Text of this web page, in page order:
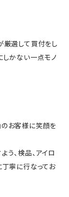
厳選して買付をし
しかない一点モノ
お客様に笑顔を
、検品、アイロ
丁寧に行なってお